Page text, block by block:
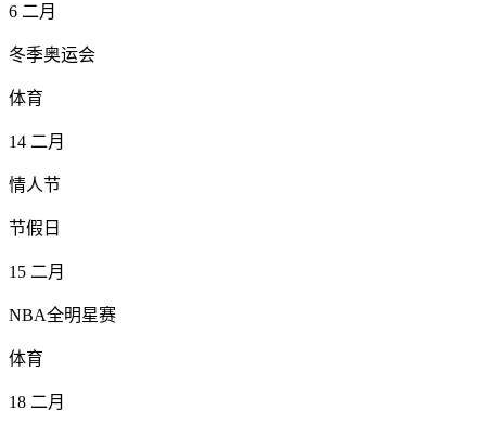
6 二月
冬季奥运会
体育
14 二月
情人节
节假日
15 二月
NBA全明星赛
体育
18 二月